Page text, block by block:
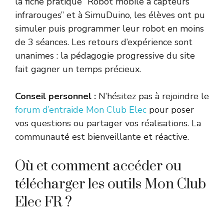
infrarouges” et à SimuDuino, les élèves ont pu
simuler puis programmer leur robot en moins
de 3 séances. Les retours d’expérience sont
unanimes : la pédagogie progressive du site
fait gagner un temps précieux.
Conseil personnel : N’hésitez pas à rejoindre le
forum d’entraide Mon Club Elec pour poser
vos questions ou partager vos réalisations. La
communauté est bienveillante et réactive.
Où et comment accéder ou
télécharger les outils Mon Club
Elec FR ?